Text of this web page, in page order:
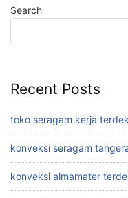
Search
Recent Posts
toko seragam kerja
konveksi seragam
konveksi almamater